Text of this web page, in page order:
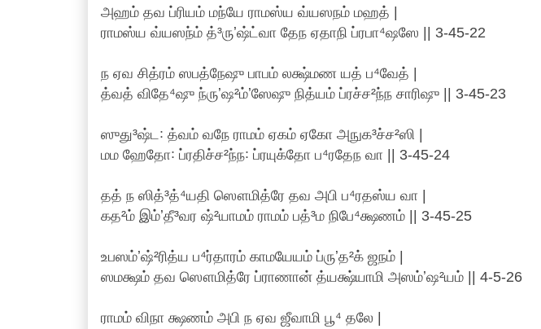
அஹம் தவ ப்ரியம் மந்யே ராமஸ்ய வ்யஸநம் மஹத் |
ராமஸ்ய வ்யஸந்ம் த்³ருʼஷ்ட்வா தேந ஏதாநி ப்ரபா⁴ஷஸே || 3-45-22
ந ஏவ சித்ரம் ஸபத்நேஷு பாபம் லக்ஷ்மண யத் ப⁴வேத் |
த்வத் விதே⁴ஷு ந்ருʼஷ²ம்ʼஸேஷு நித்யம் ப்ரச்ச²ந்ந சாரிஷு || 3-45-23
ஸுது³ஷ்ட꞉ த்வம் வநே ராமம் ஏகம் ஏகோ அநுக³ச்ச²ஸி |
மம ஹேதோ꞉ ப்ரதிச்ச²ந்ந꞉ ப்ரயுக்தோ ப⁴ரதேந வா || 3-45-24
தத் ந ஸித்³த்⁴யதி ஸௌமித்ரே தவ அபி ப⁴ரதஸ்ய வா |
கத²ம் இம்ʼதீ³வர ஷ்²யாமம் ராமம் பத்³ம நிபே⁴க்ஷணம் || 3-45-25
உபஸம்ʼஷ்²ரித்ய ப⁴ர்தாரம் காமயேயம் ப்ருʼத²க் ஜநம் |
ஸமக்ஷம் தவ ஸௌமித்ரே ப்ராணான் த்யக்ஷ்யாமி அஸம்ʼஷ²யம் || 4-5-26
ராமம் விநா க்ஷணம் அபி ந ஏவ ஜீவாமி பூ⁴ தலே |